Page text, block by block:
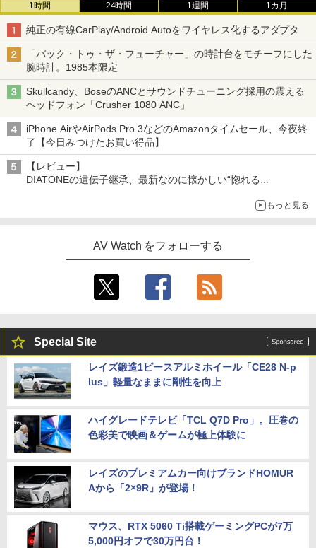
1時間 24時間 1週間 1カ月
純正の有線CarPlay/Android Autoをワイヤレス化するアダプタ
「バック・トゥ・ザ・フューチャー」の時計台をモチーフにした
腕時計。1985本限定
Skullcandy、BoseのANCとサウンドチューニング採用の震える
ヘッドフォン「Crusher 1080 ANC」
iPhone AirやAirPods Pro 3などのAmazonタイムセール、今夜終
了【今日みつけたお買い得品】
【レビュー】
DIATONEの遺伝子継承、最新なのに懐かしい“惚れる
もっと見る
AV Watch をフォローする
Special Site
レイズ鍛造1ピースアルミホイール「CE28 N-p
lus」軽量なままに剛性を向上
ハイグレードテレビ「TCL Q7D Pro」。圧巻の
色彩美で映画＆ゲームが極上体験に
レイズのプレミアムカー向けブランドHOMUR
Aから「2×9R」が登場！
マウス、RTX 5060 Ti搭載ゲーミングPCが7万
5,000円オフで30万円台！